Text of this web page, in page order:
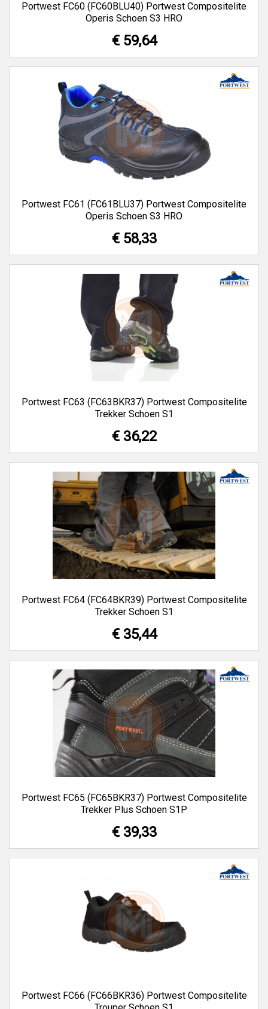
Portwest FC60 (FC60BLU40) Portwest Compositelite
Operis Schoen S3 HRO
€ 59,64
Portwest FC61 (FC61BLU37) Portwest Compositelite
Operis Schoen S3 HRO
€ 58,33
Portwest FC63 (FC63BKR37) Portwest Compositelite
Trekker Schoen S1
€ 36,22
Portwest FC64 (FC64BKR39) Portwest Compositelite
Trekker Schoen S1
€ 35,44
Portwest FC65 (FC65BKR37) Portwest Compositelite
Trekker Plus Schoen S1P
€ 39,33
Portwest FC66 (FC66BKR36) Portwest Compositelite